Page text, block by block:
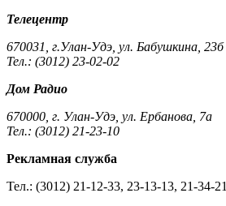
Телецентр
670031, г.Улан-Удэ, ул. Бабушкина, 23б
Тел.: (3012) 23-02-02
Дом Радио
670000, г. Улан-Удэ, ул. Ербанова, 7а
Тел.: (3012) 21-23-10
Рекламная служба
Тел.: (3012) 21-12-33, 23-13-13, 21-34-21